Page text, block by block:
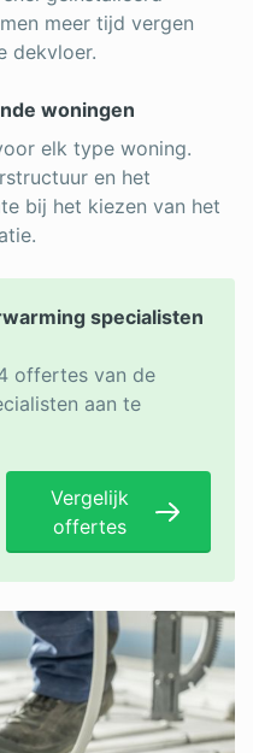
meer tijd vergen
dekvloer.
woningen
elk type woning.
en het
bij het kiezen van het
specialisten
offertes van de
aan te
Vergelijk
offertes